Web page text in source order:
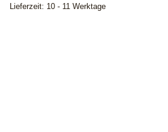
Lieferzeit: 10 - 11 Werktage